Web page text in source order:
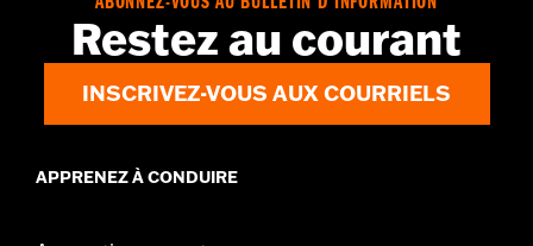
Acier
Contenu de la boîte:Rotor et matériel de montage chromé
GARANTIE:Garantie limitée de 1 an – Accédez àwww.h-
d.com/warrantypour obtenir tous les détails
Restez au courant
INSCRIVEZ-VOUS AUX COURRIELS
APPRENEZ À CONDUIRE